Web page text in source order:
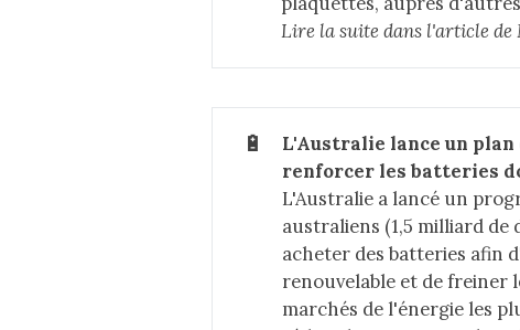
Lire la suite dans l'article de
🔋
L'Australie lance un
renforcer les batteries
L'Australie a lancé un
australiens (1,5 milliard de
acheter des batteries afin
renouvelable et de freiner
marchés de l'énergie les